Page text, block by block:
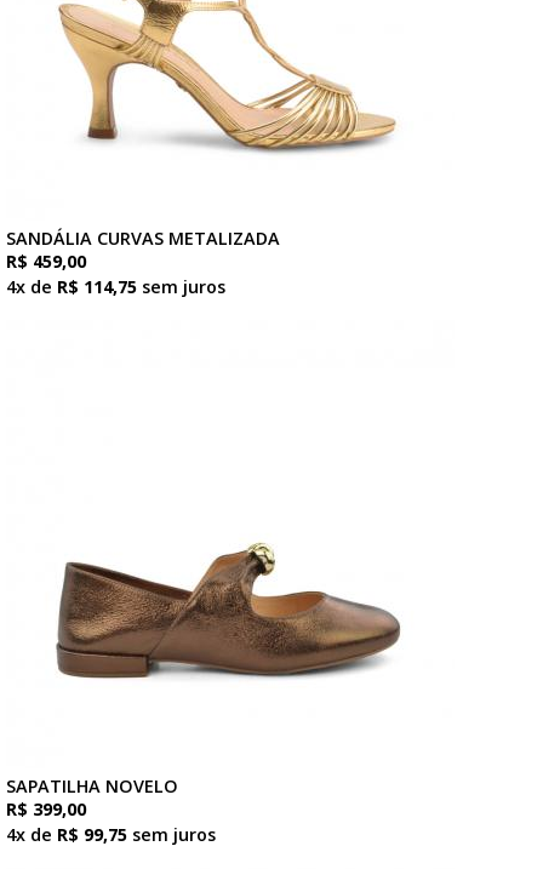
SANDÁLIA CURVAS METALIZADA
R$ 459,00
4x de R$ 114,75 sem juros
SAPATILHA NOVELO
R$ 399,00
4x de R$ 99,75 sem juros